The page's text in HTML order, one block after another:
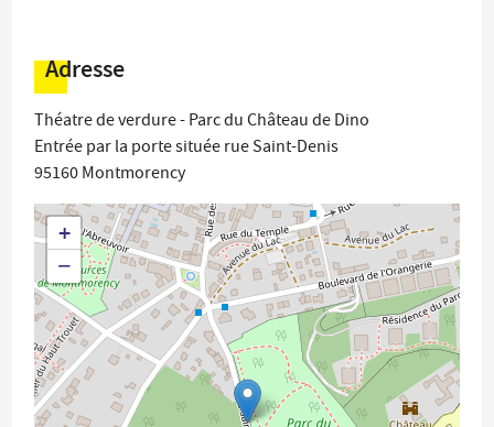
Adresse
Théatre de verdure - Parc du Château de Dino
Entrée par la porte située rue Saint-Denis
95160 Montmorency
+
−